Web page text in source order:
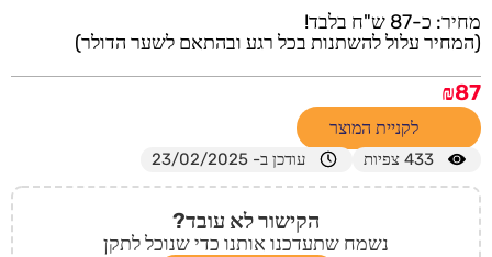
מחיר: כ-87 ש"ח בלבד!
(המחיר עלול להשתנות בכל רגע ובהתאם לשער הדולר)
₪87
לקניית המוצר
433 צפיות עודכן ב- 23/02/2025
הקישור לא עובד?
נשמח שתעדכנו אותנו כדי שנוכל לתקן